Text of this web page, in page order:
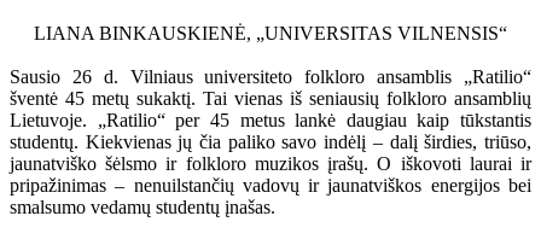
LIANA BINKAUSKIENĖ, „UNIVERSITAS VILNENSIS“
Sausio 26 d. Vilniaus universiteto folkloro ansamblis „Ratilio“
šventė 45 metų sukaktį. Tai vienas iš seniausių folkloro ansamblių
Lietuvoje. „Ratilio“ per 45 metus lankė daugiau kaip tūkstantis
studentų. Kiekvienas jų čia paliko savo indėlį – dalį širdies, triūso,
jaunatviško šėlsmo ir folkloro muzikos įrašų. O iškovoti laurai ir
pripažinimas – nenuilstančių vadovų ir jaunatviškos energijos bei
smalsumo vedamų studentų įnašas.